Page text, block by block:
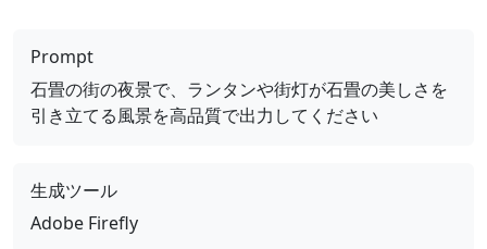
Prompt
石畳の街の夜景で、ランタンや街灯が石畳の美しさを
引き立てる風景を高品質で出力してください
生成ツール
Adobe Firefly